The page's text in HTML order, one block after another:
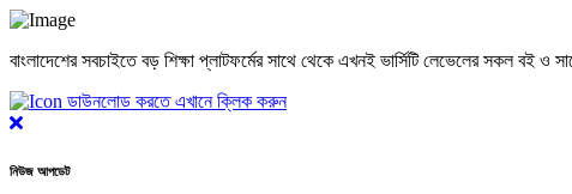
বাংলাদেশের সবচাইতে বড় শিক্ষা প্লাটফর্মের সাথে থেকে এখনই ভার্সিটি লেভেলের সকল
ডাউনলোড করতে এখানে ক্লিক করুন
Close
নিউজ আপডেট